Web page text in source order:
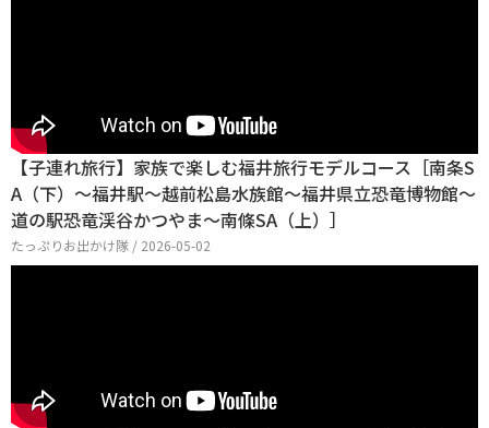
【子連れ旅行】家族で楽しむ福井旅行モデルコース［南条S
A（下）〜福井駅〜越前松島水族館〜福井県立恐竜博物館〜
道の駅恐竜渓谷かつやま〜南條SA（上）］
たっぷりお出かけ隊 / 2026-05-02